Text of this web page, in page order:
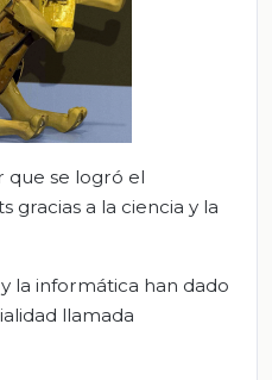
que se logró el
gracias a la ciencia y la
la informática han dado
llamada